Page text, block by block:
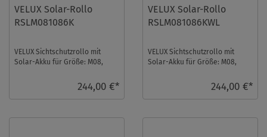
VELUX Solar-Rollo
RSLM081086K
VELUX Sichtschutzrollo mit
Solar-Akku für Größe: M08,
Semitransparent, alu Schi ...
244,00 €*
VELUX Solar-Rollo
RSLM081086KWL
VELUX Sichtschutzrollo mit
Solar-Akku für Größe: M08,
Semitransparent, weiße S ...
244,00 €*